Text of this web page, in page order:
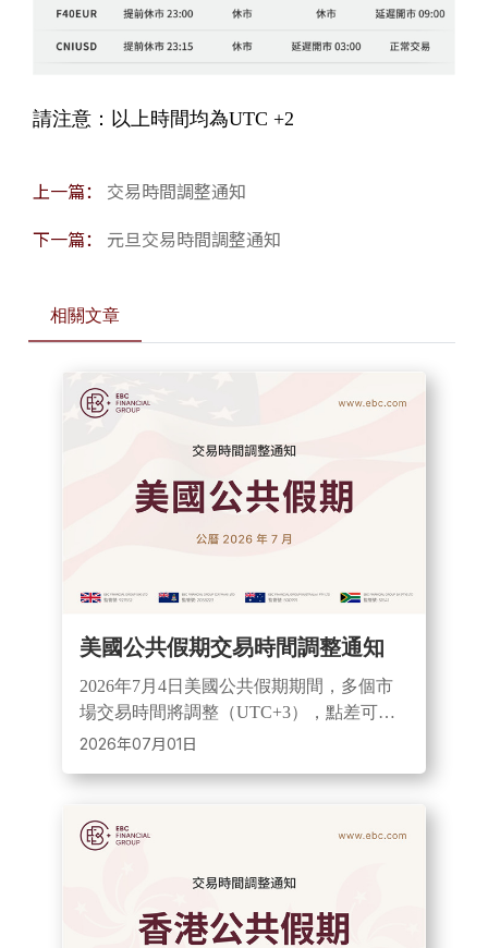
請注意：以上時間均為UTC +2
上一篇： 交易時間調整通知
下一篇： 元旦交易時間調整通知
相關文章
美國公共假期交易時間調整通知
2026年7月4日美國公共假期期間，多個市
場交易時間將調整（UTC+3），點差可能
擴大且流動性下降。投資者需留意市場波
2026年07月01日